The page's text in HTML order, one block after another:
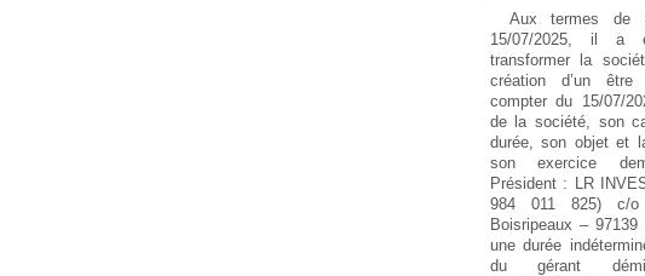
Aux termes de
15/07/2025, il a
transformer la
création d’un
compter du 15/07/
de la société, son
durée, son objet et
son exercice
Président : LR
984 011 825) c/o
Boisripeaux –
une durée
du gérant